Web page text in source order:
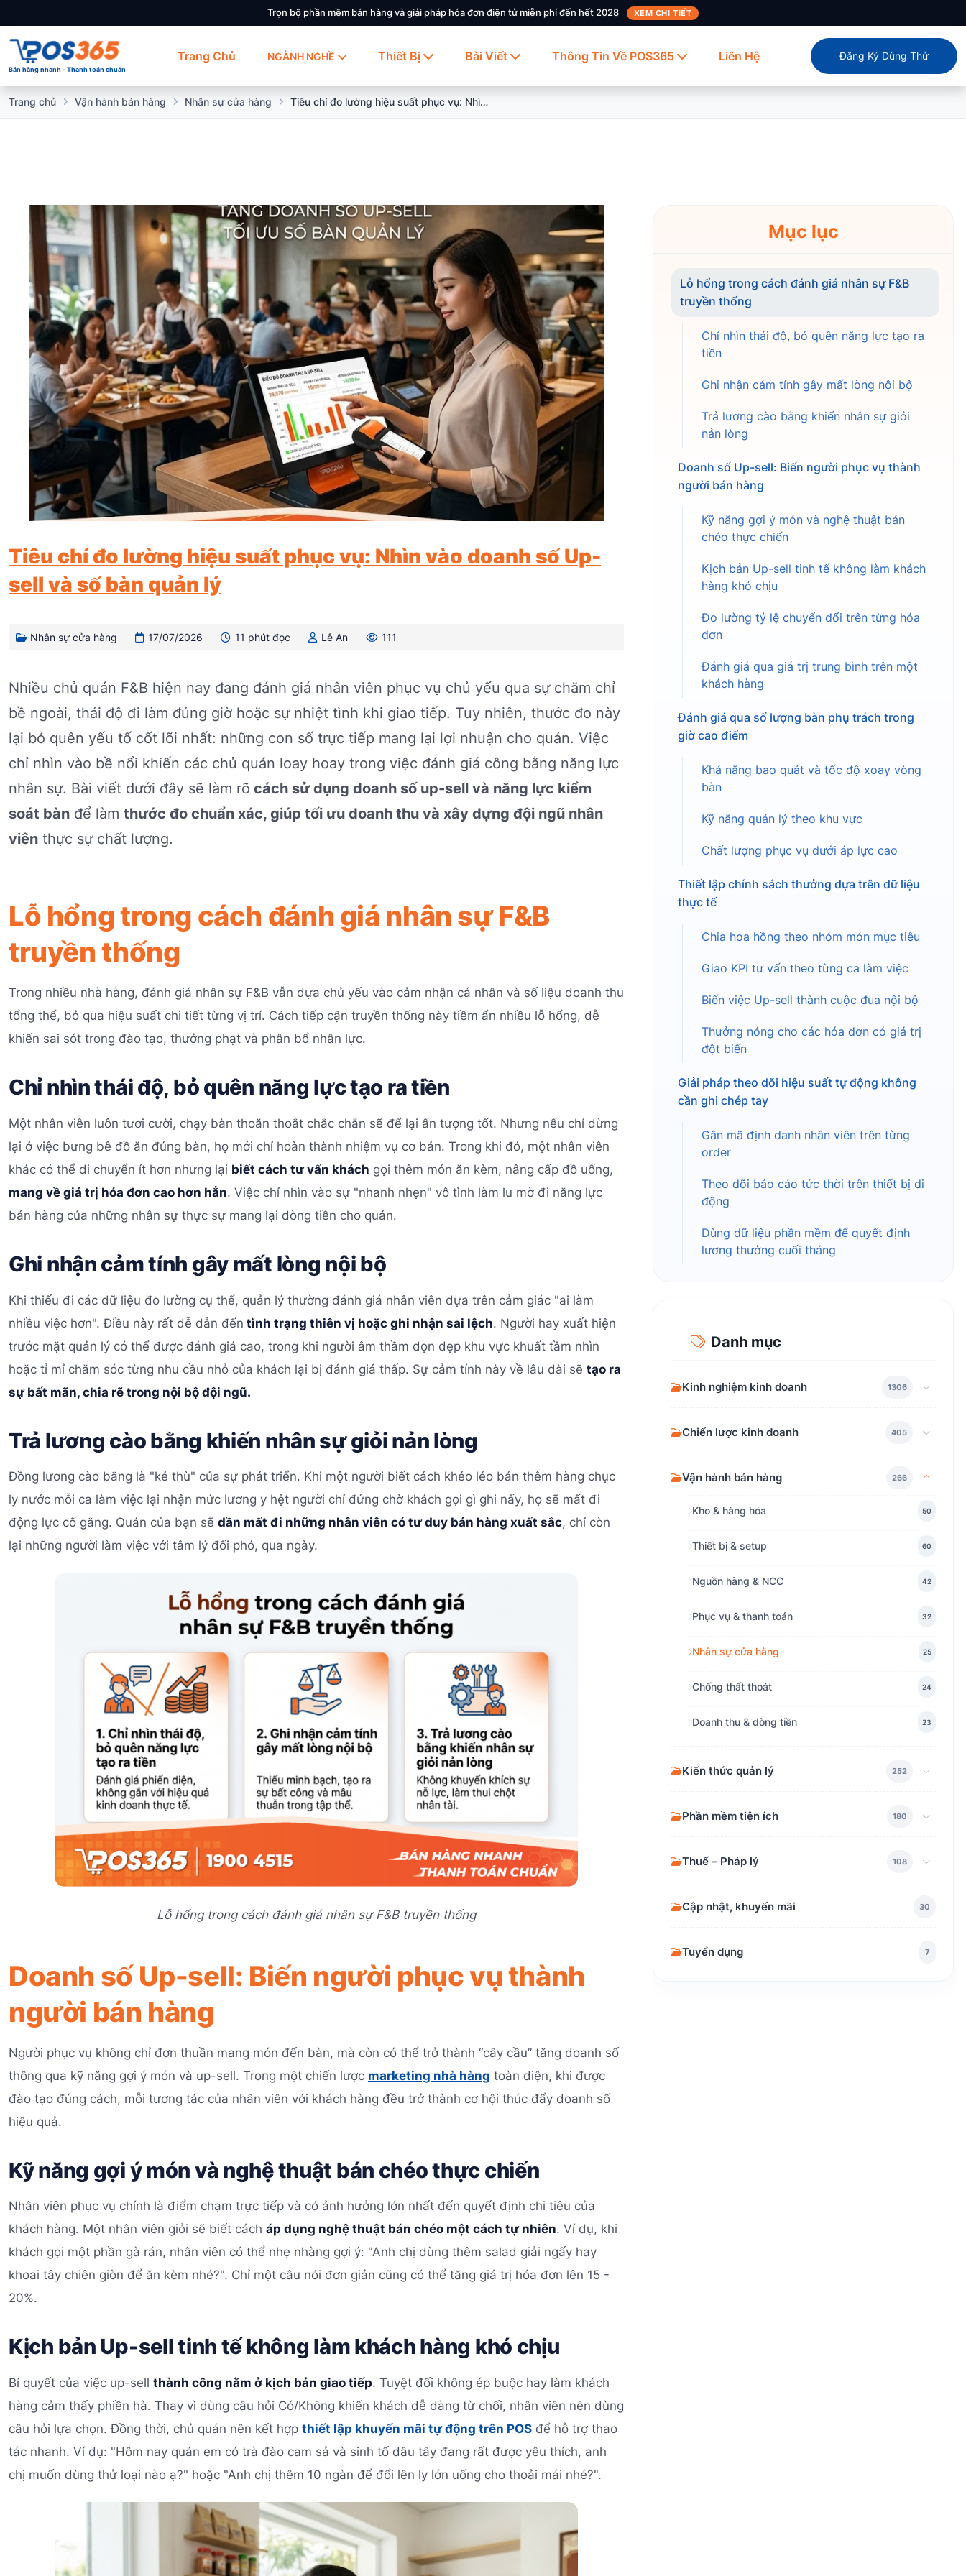
Trọn bộ phần mềm bán hàng và giải pháp hóa đơn điện tử miễn phí đến hết 2028 XEM CHI TIẾT
Bán hàng nhanh - Thanh toán chuẩn
Trang Chủ NGÀNH NGHỀ Thiết Bị Bài Viết Thông Tin Về POS365 Liên Hệ Đăng Ký Dùng Thử
Trang chủ Vận hành bán hàng Nhân sự cửa hàng Tiêu chí đo lường hiệu suất phục vụ: Nhìn vào doanh số Up-sell và số bàn quản lý
Tiêu chí đo lường hiệu suất phục vụ: Nhìn vào doanh số Up-
sell và số bàn quản lý
Nhân sự cửa hàng 17/07/2026 11 phút đọc Lê An 111
Nhiều chủ quán F&B hiện nay đang đánh giá nhân viên phục vụ chủ yếu qua sự chăm chỉ
bề ngoài, thái độ đi làm đúng giờ hoặc sự nhiệt tình khi giao tiếp. Tuy nhiên, thước đo này
lại bỏ quên yếu tố cốt lõi nhất: những con số trực tiếp mang lại lợi nhuận cho quán. Việc
chỉ nhìn vào bề nổi khiến các chủ quán loay hoay trong việc đánh giá công bằng năng lực
nhân sự. Bài viết dưới đây sẽ làm rõ cách sử dụng doanh số up-sell và năng lực kiểm
soát bàn để làm thước đo chuẩn xác, giúp tối ưu doanh thu và xây dựng đội ngũ nhân
viên thực sự chất lượng.
Lỗ hổng trong cách đánh giá nhân sự F&B
truyền thống
Trong nhiều nhà hàng, đánh giá nhân sự F&B vẫn dựa chủ yếu vào cảm nhận cá nhân và số liệu doanh thu
tổng thể, bỏ qua hiệu suất chi tiết từng vị trí. Cách tiếp cận truyền thống này tiềm ẩn nhiều lỗ hổng, dễ
khiến sai sót trong đào tạo, thưởng phạt và phân bổ nhân lực.
Chỉ nhìn thái độ, bỏ quên năng lực tạo ra tiền
Một nhân viên luôn tươi cười, chạy bàn thoăn thoắt chắc chắn sẽ để lại ấn tượng tốt. Nhưng nếu chỉ dừng
lại ở việc bưng bê đồ ăn đúng bàn, họ mới chỉ hoàn thành nhiệm vụ cơ bản. Trong khi đó, một nhân viên
khác có thể di chuyển ít hơn nhưng lại biết cách tư vấn khách gọi thêm món ăn kèm, nâng cấp đồ uống,
mang về giá trị hóa đơn cao hơn hẳn. Việc chỉ nhìn vào sự "nhanh nhẹn" vô tình làm lu mờ đi năng lực
bán hàng của những nhân sự thực sự mang lại dòng tiền cho quán.
Ghi nhận cảm tính gây mất lòng nội bộ
Khi thiếu đi các dữ liệu đo lường cụ thể, quản lý thường đánh giá nhân viên dựa trên cảm giác "ai làm
nhiều việc hơn". Điều này rất dễ dẫn đến tình trạng thiên vị hoặc ghi nhận sai lệch. Người hay xuất hiện
trước mặt quản lý có thể được đánh giá cao, trong khi người âm thầm dọn dẹp khu vực khuất tầm nhìn
hoặc tỉ mỉ chăm sóc từng nhu cầu nhỏ của khách lại bị đánh giá thấp. Sự cảm tính này về lâu dài sẽ tạo ra
sự bất mãn, chia rẽ trong nội bộ đội ngũ.
Trả lương cào bằng khiến nhân sự giỏi nản lòng
Đồng lương cào bằng là "kẻ thù" của sự phát triển. Khi một người biết cách khéo léo bán thêm hàng chục
ly nước mỗi ca làm việc lại nhận mức lương y hệt người chỉ đứng chờ khách gọi gì ghi nấy, họ sẽ mất đi
động lực cố gắng. Quán của bạn sẽ dần mất đi những nhân viên có tư duy bán hàng xuất sắc, chỉ còn
lại những người làm việc với tâm lý đối phó, qua ngày.
Lỗ hổng trong cách đánh giá nhân sự F&B truyền thống
Doanh số Up-sell: Biến người phục vụ thành
người bán hàng
Người phục vụ không chỉ đơn thuần mang món đến bàn, mà còn có thể trở thành “cây cầu” tăng doanh số
thông qua kỹ năng gợi ý món và up-sell. Trong một chiến lược marketing nhà hàng toàn diện, khi được
đào tạo đúng cách, mỗi tương tác của nhân viên với khách hàng đều trở thành cơ hội thúc đẩy doanh số
hiệu quả.
Kỹ năng gợi ý món và nghệ thuật bán chéo thực chiến
Nhân viên phục vụ chính là điểm chạm trực tiếp và có ảnh hưởng lớn nhất đến quyết định chi tiêu của
khách hàng. Một nhân viên giỏi sẽ biết cách áp dụng nghệ thuật bán chéo một cách tự nhiên. Ví dụ, khi
khách gọi một phần gà rán, nhân viên có thể nhẹ nhàng gợi ý: "Anh chị dùng thêm salad giải ngấy hay
khoai tây chiên giòn để ăn kèm nhé?". Chỉ một câu nói đơn giản cũng có thể tăng giá trị hóa đơn lên 15 -
20%.
Kịch bản Up-sell tinh tế không làm khách hàng khó chịu
Bí quyết của việc up-sell thành công nằm ở kịch bản giao tiếp. Tuyệt đối không ép buộc hay làm khách
hàng cảm thấy phiền hà. Thay vì dùng câu hỏi Có/Không khiến khách dễ dàng từ chối, nhân viên nên dùng
câu hỏi lựa chọn. Đồng thời, chủ quán nên kết hợp thiết lập khuyến mãi tự động trên POS để hỗ trợ thao
tác nhanh. Ví dụ: "Hôm nay quán em có trà đào cam sả và sinh tố dâu tây đang rất được yêu thích, anh
chị muốn dùng thử loại nào ạ?" hoặc "Anh chị thêm 10 ngàn để đổi lên ly lớn uống cho thoải mái nhé?".
Mục lục
Lỗ hổng trong cách đánh giá nhân sự F&B
truyền thống
Chỉ nhìn thái độ, bỏ quên năng lực tạo ra
tiền
Ghi nhận cảm tính gây mất lòng nội bộ
Trả lương cào bằng khiến nhân sự giỏi
nản lòng
Doanh số Up-sell: Biến người phục vụ thành
người bán hàng
Kỹ năng gợi ý món và nghệ thuật bán
chéo thực chiến
Kịch bản Up-sell tinh tế không làm khách
hàng khó chịu
Đo lường tỷ lệ chuyển đổi trên từng hóa
đơn
Đánh giá qua giá trị trung bình trên một
khách hàng
Đánh giá qua số lượng bàn phụ trách trong
giờ cao điểm
Khả năng bao quát và tốc độ xoay vòng
bàn
Kỹ năng quản lý theo khu vực
Chất lượng phục vụ dưới áp lực cao
Thiết lập chính sách thưởng dựa trên dữ liệu
thực tế
Chia hoa hồng theo nhóm món mục tiêu
Giao KPI tư vấn theo từng ca làm việc
Biến việc Up-sell thành cuộc đua nội bộ
Thưởng nóng cho các hóa đơn có giá trị
đột biến
Giải pháp theo dõi hiệu suất tự động không
cần ghi chép tay
Gắn mã định danh nhân viên trên từng
order
Theo dõi báo cáo tức thời trên thiết bị di
động
Dùng dữ liệu phần mềm để quyết định
lương thưởng cuối tháng
Danh mục
Kinh nghiệm kinh doanh 1306
Chiến lược kinh doanh 405
Vận hành bán hàng 266
Kho & hàng hóa 50
Thiết bị & setup 60
Nguồn hàng & NCC 42
Phục vụ & thanh toán 32
Nhân sự cửa hàng 25
Chống thất thoát 24
Doanh thu & dòng tiền 23
Kiến thức quản lý 252
Phần mềm tiện ích 180
Thuế – Pháp lý 108
Cập nhật, khuyến mãi 30
Tuyển dụng 7